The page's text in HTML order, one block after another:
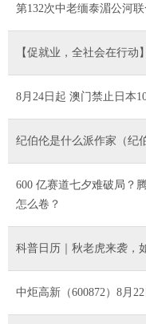
第132次中老缅泰湄公河
【促就业，全社会在行
8月24日起 澳门禁止日本
纪伯伦是什么派作家（纪
600 亿赛道七夕难破局？
怎么卷？
科普日历｜秋老虎来袭，
中炬高新（600872）8月